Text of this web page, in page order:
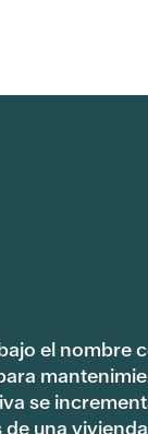
el nombre
se
una